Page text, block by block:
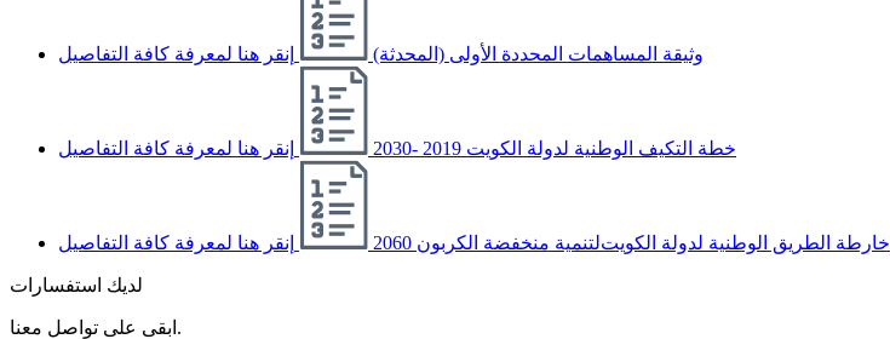
وثيقة المساهمات المحددة الأولى (المحدثة) إنقر هنا لمعرفة كافة التفاصيل
خطة التكيف الوطنية لدولة الكويت 2019 -2030 إنقر هنا لمعرفة كافة التفاصيل
ﺧﺎرﻃﺔ اﻟﻄﺮﻳﻖ اﻟﻮﻃﻨﻴﺔ ﻟﺪوﻟﺔ اﻟﻜﻮﻳﺖﻟﺘﻨﻤﻴﺔ ﻣﻨﺨﻔﻀﺔ اﻟﻜﺮﺑﻮن 2060 إنقر هنا لمعرفة كافة التفاصيل
لديك استفسارات
ابقى على تواصل معنا.